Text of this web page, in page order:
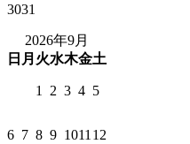
3031
2026年9月
日 月 火水木金土
1 2 3 4 5
6 7 8 9 1011 12